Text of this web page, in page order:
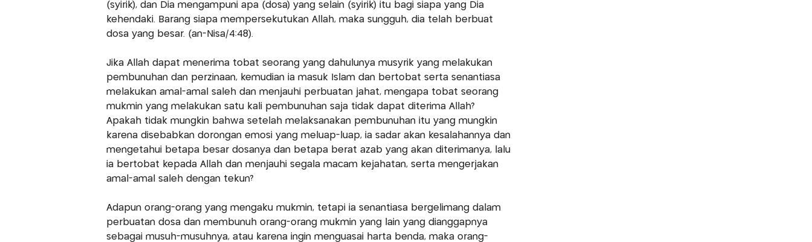
(syirik), dan Dia mengampuni apa (dosa) yang selain (syirik) itu bagi siapa yang Dia
kehendaki. Barang siapa mempersekutukan Allah, maka sungguh, dia telah berbuat
dosa yang besar. (an-Nisa/4:48).
Jika Allah dapat menerima tobat seorang yang dahulunya musyrik yang melakukan
pembunuhan dan perzinaan, kemudian ia masuk Islam dan bertobat serta senantiasa
melakukan amal-amal saleh dan menjauhi perbuatan jahat, mengapa tobat seorang
mukmin yang melakukan satu kali pembunuhan saja tidak dapat diterima Allah?
Apakah tidak mungkin bahwa setelah melaksanakan pembunuhan itu yang mungkin
karena disebabkan dorongan emosi yang meluap-luap, ia sadar akan kesalahannya dan
mengetahui betapa besar dosanya dan betapa berat azab yang akan diterimanya, lalu
ia bertobat kepada Allah dan menjauhi segala macam kejahatan, serta mengerjakan
amal-amal saleh dengan tekun?
Adapun orang-orang yang mengaku mukmin, tetapi ia senantiasa bergelimang dalam
perbuatan dosa dan membunuh orang-orang mukmin yang lain yang dianggapnya
sebagai musuh-musuhnya, atau karena ingin menguasai harta benda, maka orang-